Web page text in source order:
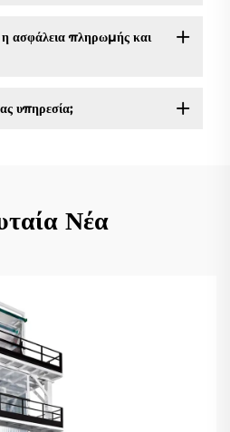
ασφάλεια πληρωμής και
υπηρεσία;
Νέα